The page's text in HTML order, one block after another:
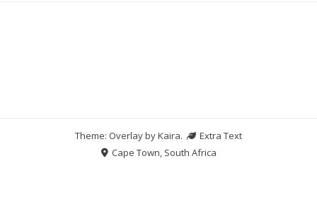
Theme: Overlay byKaira.
Extra Text
Cape Town, South Africa